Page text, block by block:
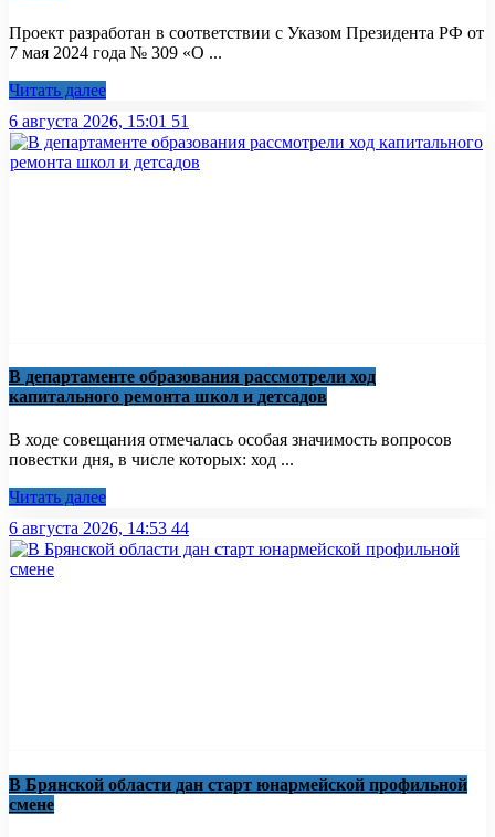
Проект разработан в соответствии с Указом Президента РФ от
7 мая 2024 года № 309 «О ...
Читать далее
6 августа 2026, 15:01 51
В департаменте образования рассмотрели ход
капитального ремонта школ и детсадов
В ходе совещания отмечалась особая значимость вопросов
повестки дня, в числе которых: ход ...
Читать далее
6 августа 2026, 14:53 44
В Брянской области дан старт юнармейской профильной
смене